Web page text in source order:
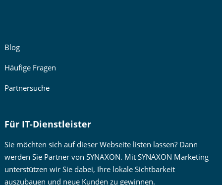
Blog
Häufige Fragen
Partnersuche
Für IT-Dienstleister
Sie möchten sich auf dieser Webseite listen lassen? Dann
werden Sie Partner von SYNAXON. Mit SYNAXON Marketing
unterstützen wir Sie dabei, Ihre lokale Sichtbarkeit
auszubauen und neue Kunden zu gewinnen.